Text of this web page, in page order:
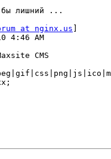
бы лишний ...
at nginx.us
4:46 AM
CMS